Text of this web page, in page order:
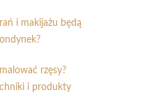
i makijażu będą
rzęsy?
i produkty